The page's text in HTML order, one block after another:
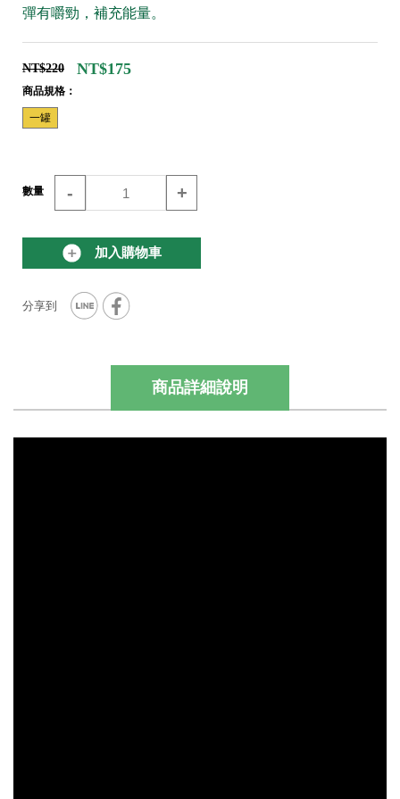
彈有嚼勁，補充能量。
NT$220 NT$175
商品規格：
一罐
數量 - +
加入購物車
商品詳細說明